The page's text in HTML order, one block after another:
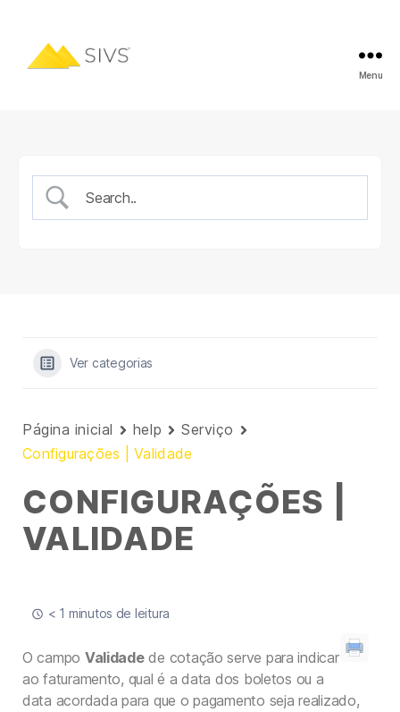
Menu
Ver categorias
Página inicial help
Serviço
Configurações | Validade
CONFIGURAÇÕES |
VALIDADE
< 1 minutos de leitura
O campo Validadede cotação serve para indicar
ao faturamento, qual é a data dos boletos ou a
data acordada para que o pagamento seja realizado,